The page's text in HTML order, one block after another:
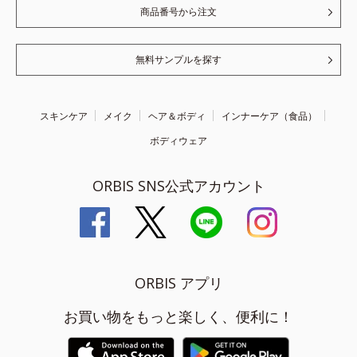
商品番号から注文
無料サンプルを探す
スキンケア メイク ヘア＆ボディ
インナーケア（食品）
ボディウェア
ORBIS SNS公式アカウント
ORBIS アプリ
お買い物をもっと楽しく、便利に！